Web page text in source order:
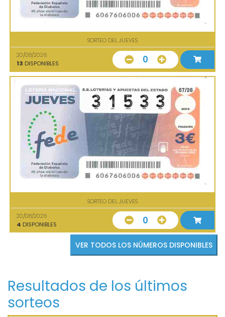
SORTEO DEL JUEVES
20/08/2026
13 DISPONIBLES 0
SORTEO DEL JUEVES
20/08/2026
4 DISPONIBLES 0
VER TODOS LOS NÚMEROS DISPONIBLES
Resultados de los últimos
sorteos